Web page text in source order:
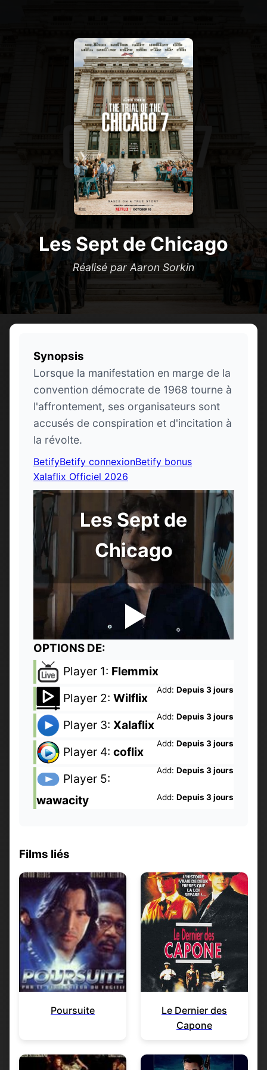
Les Sept de Chicago
Réalisé par Aaron Sorkin
Synopsis
Lorsque la manifestation en marge de la
convention démocrate de 1968 tourne à
l'affrontement, ses organisateurs sont
accusés de conspiration et d'incitation à
la révolte.
BetifyBetify connexionBetify bonus
Xalaflix Officiel 2026
Les Sept de
Chicago
OPTIONS DE:
Player 1: Flemmix
Add: Depuis 3 jours
Player 2: Wilflix
Add: Depuis 3 jours
Player 3: Xalaflix
Add: Depuis 3 jours
Player 4: coflix
Add: Depuis 3 jours
Player 5:
wawacity
Add: Depuis 3 jours
Films liés
Poursuite
Le Dernier des
Capone